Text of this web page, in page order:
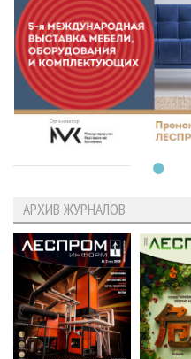
АРХИВ ЖУРНАЛОВ